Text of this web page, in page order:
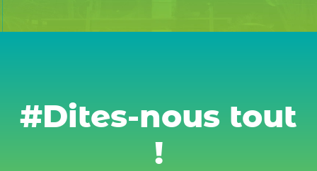
#Dites-nous tout
!